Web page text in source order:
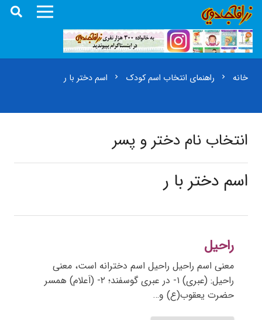
خانه chevron_right راهنمای انتخاب اسم کودک chevron_right اسم دختر با ر
انتخاب نام دختر و پسر
اسم دختر با ر
راحیل
معنی اسم راحیل راحیل اسم دخترانه است، معنی
راحیل: (عبری) ۱- در عبری گوسفند؛ ۲- (اَعلام) همسر
حضرت یعقوب(ع) و…